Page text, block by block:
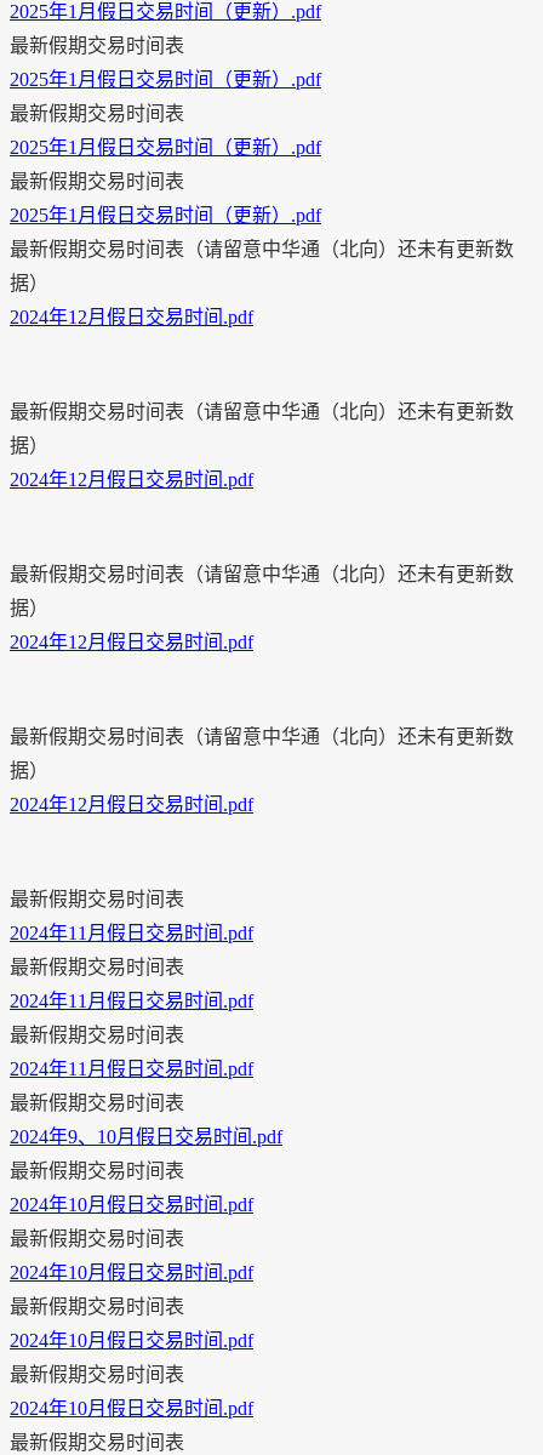
2025年1月假日交易时间（更新）.pdf
最新假期交易时间表
2025年1月假日交易时间（更新）.pdf
最新假期交易时间表
2025年1月假日交易时间（更新）.pdf
最新假期交易时间表
2025年1月假日交易时间（更新）.pdf
最新假期交易时间表（请留意中华通（北向）还未有更新数
据）
2024年12月假日交易时间.pdf
最新假期交易时间表（请留意中华通（北向）还未有更新数
据）
2024年12月假日交易时间.pdf
最新假期交易时间表（请留意中华通（北向）还未有更新数
据）
2024年12月假日交易时间.pdf
最新假期交易时间表（请留意中华通（北向）还未有更新数
据）
2024年12月假日交易时间.pdf
最新假期交易时间表
2024年11月假日交易时间.pdf
最新假期交易时间表
2024年11月假日交易时间.pdf
最新假期交易时间表
2024年11月假日交易时间.pdf
最新假期交易时间表
2024年9、10月假日交易时间.pdf
最新假期交易时间表
2024年10月假日交易时间.pdf
最新假期交易时间表
2024年10月假日交易时间.pdf
最新假期交易时间表
2024年10月假日交易时间.pdf
最新假期交易时间表
2024年10月假日交易时间.pdf
最新假期交易时间表